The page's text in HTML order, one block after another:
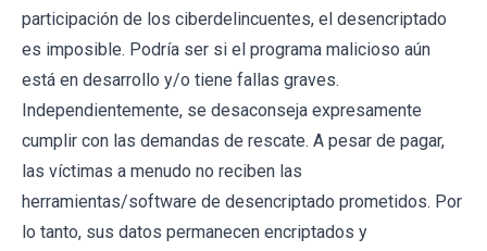
participación de los ciberdelincuentes, el desencriptado
es imposible. Podría ser si el programa malicioso aún
está en desarrollo y/o tiene fallas graves.
Independientemente, se desaconseja expresamente
cumplir con las demandas de rescate. A pesar de pagar,
las víctimas a menudo no reciben las
herramientas/software de desencriptado prometidos. Por
lo tanto, sus datos permanecen encriptados y